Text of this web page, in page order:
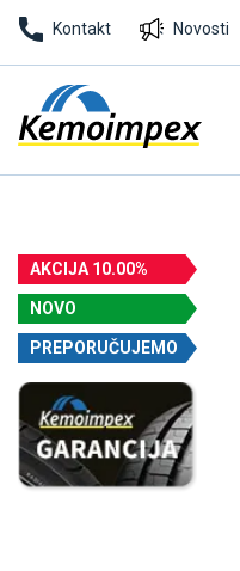
Kontakt Novosti
AKCIJA 10.00%
NOVO
PREPORUČUJEMO